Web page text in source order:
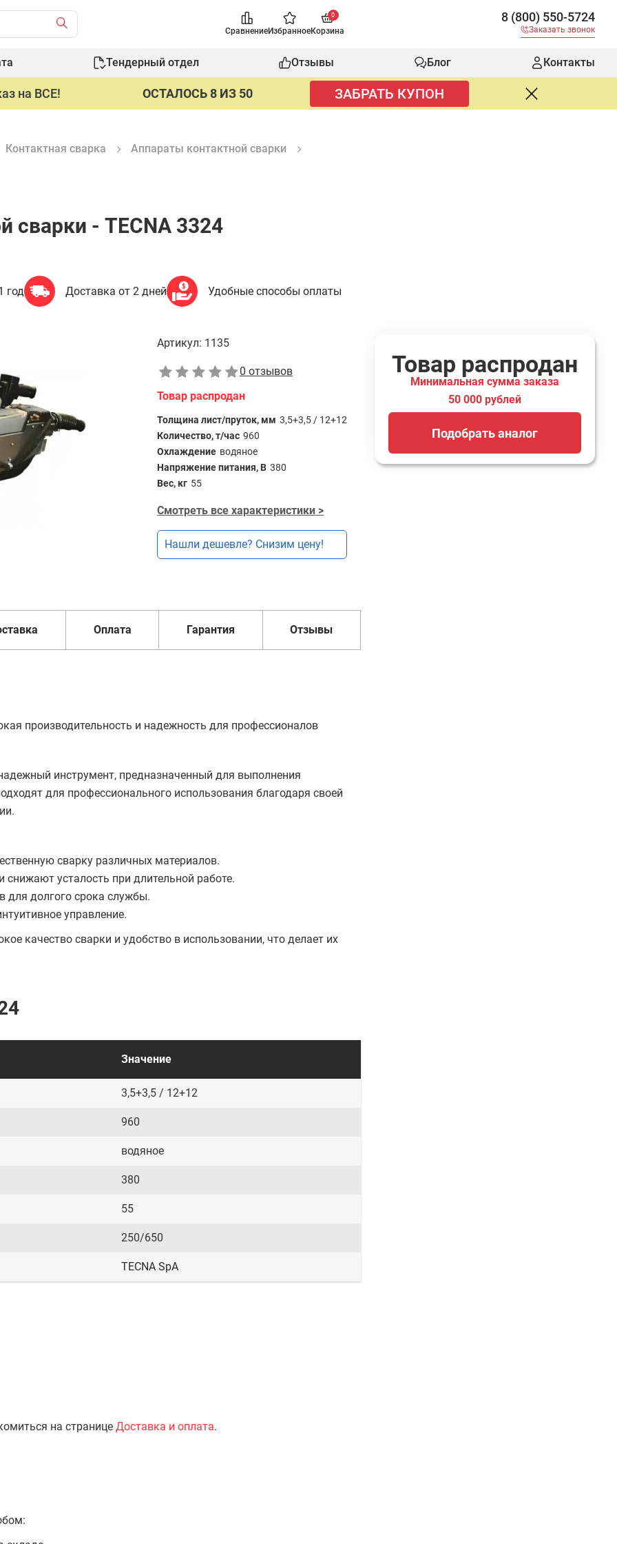
СравнениеИзбранное
0
Корзина
8 (800) 550-5724
Заказать звонок
Тендерный отдел Отзывы Блог Контакты
на ВСЕ! ОСТАЛОСЬ 8 ИЗ 50 ЗАБРАТЬ КУПОН
Контактная сварка
Аппараты контактной сварки
сварки - TECNA 3324
год Доставка от 2 дней Удобные способы оплаты
Артикул: 1135
0 отзывов
Товар распродан
Толщина лист/пруток, мм 3,5+3,5 / 12+12
Количество, т/час 960
Охлаждение водяное
Напряжение питания, В 380
Вес, кг 55
Смотреть все характеристики >
Нашли дешевле? Снизим цену!
Оплата Гарантия Отзывы
производительность и надежность для профессионалов
инструмент, предназначенный для выполнения
для профессионального использования благодаря своей
сварку различных материалов.
усталость при длительной работе.
для долгого срока службы.
управление.
качество сварки и удобство в использовании, что делает их
Значение
3,5+3,5 / 12+12
960
водяное
380
55
250/650
TECNA SpA
на странице Доставка и оплата.
Товар распродан
Минимальная сумма заказа
50 000 рублей
Подобрать аналог